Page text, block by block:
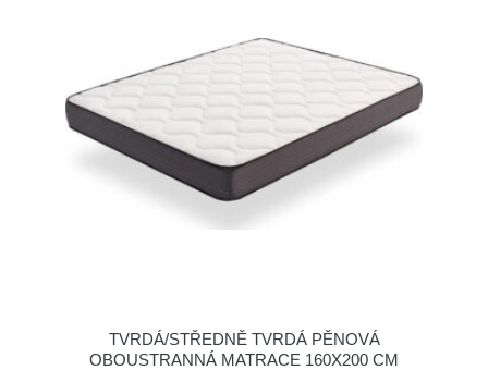
TVRDÁ/STŘEDNĚ TVRDÁ PĚNOVÁ
OBOUSTRANNÁ MATRACE 160X200 CM